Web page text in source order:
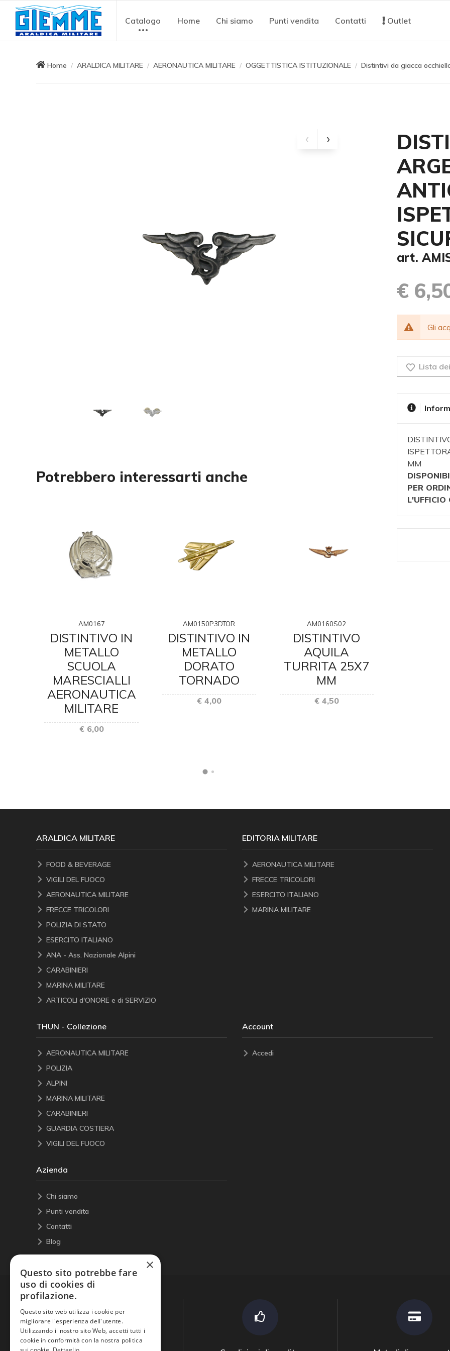
Catalogo Home Chi siamo Punti vendita Contatti Outlet
Home ARALDICA MILITARE AERONAUTICA MILITARE OGGETTISTICA ISTITUZIONALE Distintivi da giacca
Potrebbero interessarti anche
AM0167
DISTINTIVO IN
METALLO
SCUOLA
MARESCIALLI
AERONAUTICA
MILITARE
€ 6,00
AM0150P3DTOR
DISTINTIVO IN
METALLO
DORATO
TORNADO
€ 4,00
AM0160S02
DISTINTIVO
AQUILA
TURRITA 25X7
MM
€ 4,50
art.
€
Gli
Lista
MM
PER
L'UFFICIO
ARALDICA MILITARE
FOOD & BEVERAGE
VIGILI DEL FUOCO
AERONAUTICA MILITARE
FRECCE TRICOLORI
POLIZIA DI STATO
ESERCITO ITALIANO
ANA - Ass. Nazionale Alpini
CARABINIERI
MARINA MILITARE
ARTICOLI d'ONORE e di SERVIZIO
EDITORIA MILITARE
AERONAUTICA MILITARE
FRECCE TRICOLORI
ESERCITO ITALIANO
MARINA MILITARE
THUN - Collezione
AERONAUTICA MILITARE
POLIZIA
ALPINI
MARINA MILITARE
CARABINIERI
GUARDIA COSTIERA
VIGILI DEL FUOCO
Account
Accedi
Azienda
Chi siamo
Punti vendita
Contatti
Blog
×
Questo sito potrebbe fare
uso di cookies di
profilazione.
Questo sito web utilizza i cookie per
migliorare l'esperienza dell'utente.
Utilizzando il nostro sito Web, accetti tutti i
cookie in conformità con la nostra politica